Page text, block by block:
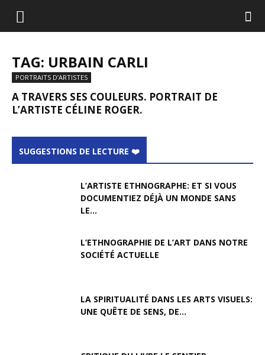
TAG: URBAIN CARLI
PORTRAITS D’ARTISTES
A TRAVERS SES COULEURS. PORTRAIT DE
L’ARTISTE CÉLINE ROGER.
SUGGESTIONS DE LECTURE ❤️
L’ARTISTE ETHNOGRAPHE: ET SI VOUS
DOCUMENTIEZ DÉJÀ UN MONDE SANS
LE...
L’ETHNOGRAPHIE DE L’ART DANS NOTRE
SOCIÉTÉ ACTUELLE
LA SPIRITUALITÉ DANS LES ARTS VISUELS:
UNE QUÊTE DE SENS, DE...